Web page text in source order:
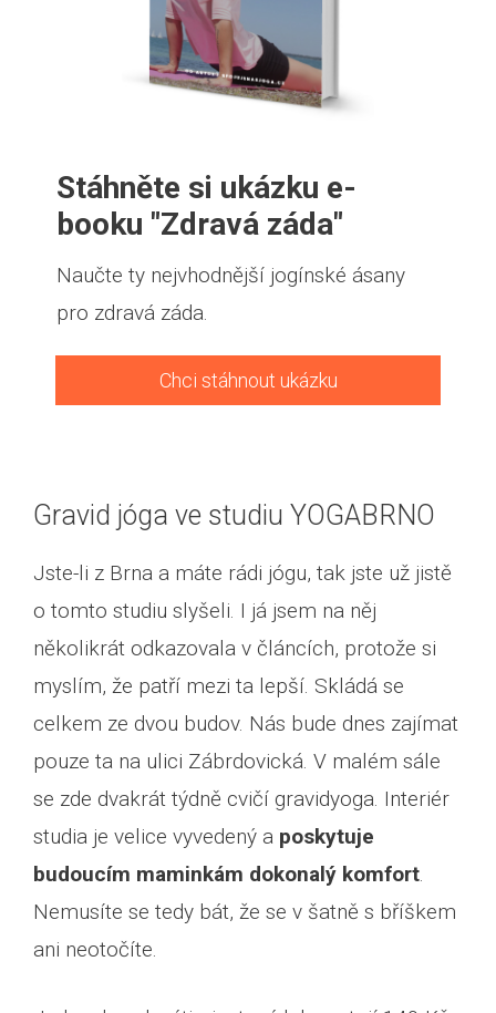
Stáhněte si ukázku e-
booku "Zdravá záda"
Naučte ty nejvhodnější jogínské ásany
pro zdravá záda.
Chci stáhnout ukázku
Gravid jóga ve studiu YOGABRNO
Jste-li z Brna a máte rádi jógu, tak jste už jistě
o tomto studiu slyšeli. I já jsem na něj
několikrát odkazovala v článcích, protože si
myslím, že patří mezi ta lepší. Skládá se
celkem ze dvou budov. Nás bude dnes zajímat
pouze ta na ulici Zábrdovická. V malém sále
se zde dvakrát týdně cvičí gravidyoga. Interiér
studia je velice vyvedený a poskytuje
budoucím maminkám dokonalý komfort.
Nemusíte se tedy bát, že se v šatně s bříškem
ani neotočíte.